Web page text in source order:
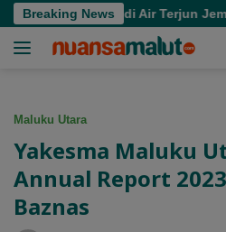
Langsung
ke
Breaking Newsdi Air Terjun Jembatan
Maluku Utara
Yakesma Maluku
Annual Report
Baznas